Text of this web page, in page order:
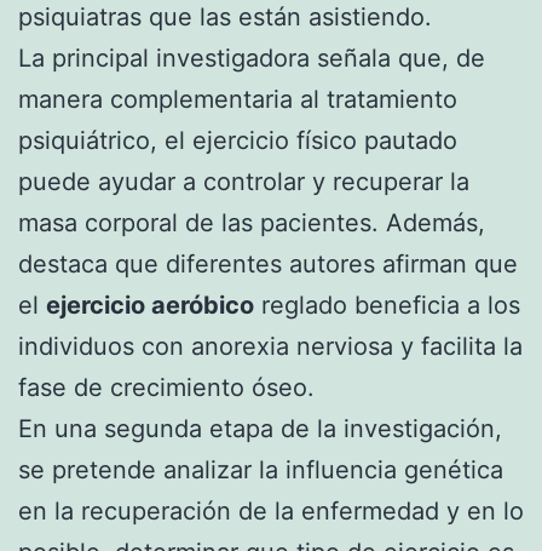
psiquiatras que las están asistiendo.
La principal investigadora señala que, de
manera complementaria al tratamiento
psiquiátrico, el ejercicio físico pautado
puede ayudar a controlar y recuperar la
masa corporal de las pacientes. Además,
destaca que diferentes autores afirman que
el ejercicio aeróbico reglado beneficia a los
individuos con anorexia nerviosa y facilita la
fase de crecimiento óseo.
En una segunda etapa de la investigación,
se pretende analizar la influencia genética
en la recuperación de la enfermedad y en lo